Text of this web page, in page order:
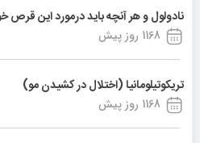
نادولول و هر آنچه باید درمورد این قرص
1168 روز پیش
تریکوتیلومانیا (اختلال در کشیدن مو)
1168 روز پیش